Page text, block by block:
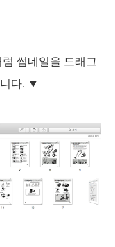
썸네일을 드래그
다. ▼